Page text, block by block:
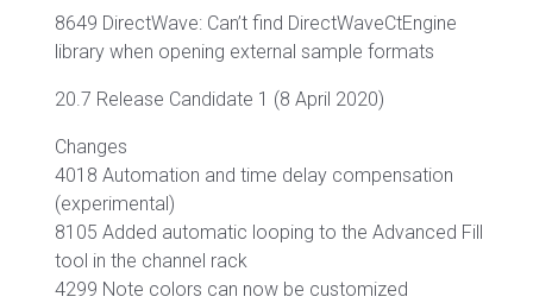
8649 DirectWave: Can’t find DirectWaveCtEngine
library when opening external sample formats
20.7 Release Candidate 1 (8 April 2020)
Changes
4018 Automation and time delay compensation
(experimental)
8105 Added automatic looping to the Advanced Fill
tool in the channel rack
4299 Note colors can now be customized